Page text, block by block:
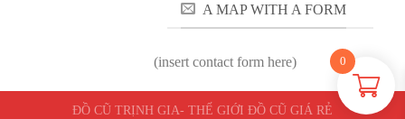
A MAP WITH A FORM
(insert contact form here)
ĐỒ CŨ TRỊNH GIA- THẾ GIỚI ĐỒ CŨ GIÁ RẺ
0